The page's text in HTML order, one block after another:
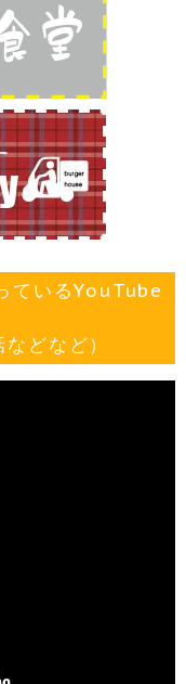
ているYouTube
どなど）